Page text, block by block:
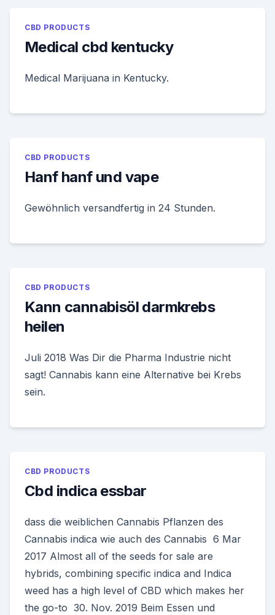
CBD PRODUCTS
Medical cbd kentucky
Medical Marijuana in Kentucky.
CBD PRODUCTS
Hanf hanf und vape
Gewöhnlich versandfertig in 24 Stunden.
CBD PRODUCTS
Kann cannabisöl darmkrebs
heilen
Juli 2018 Was Dir die Pharma Industrie nicht
sagt! Cannabis kann eine Alternative bei Krebs
sein.
CBD PRODUCTS
Cbd indica essbar
dass die weiblichen Cannabis Pflanzen des
Cannabis indica wie auch des Cannabis 6 Mar
2017 Almost all of the seeds for sale are
hybrids, combining specific indica and Indica
weed has a high level of CBD which makes her
the go-to 30. Nov. 2019 Beim Essen und